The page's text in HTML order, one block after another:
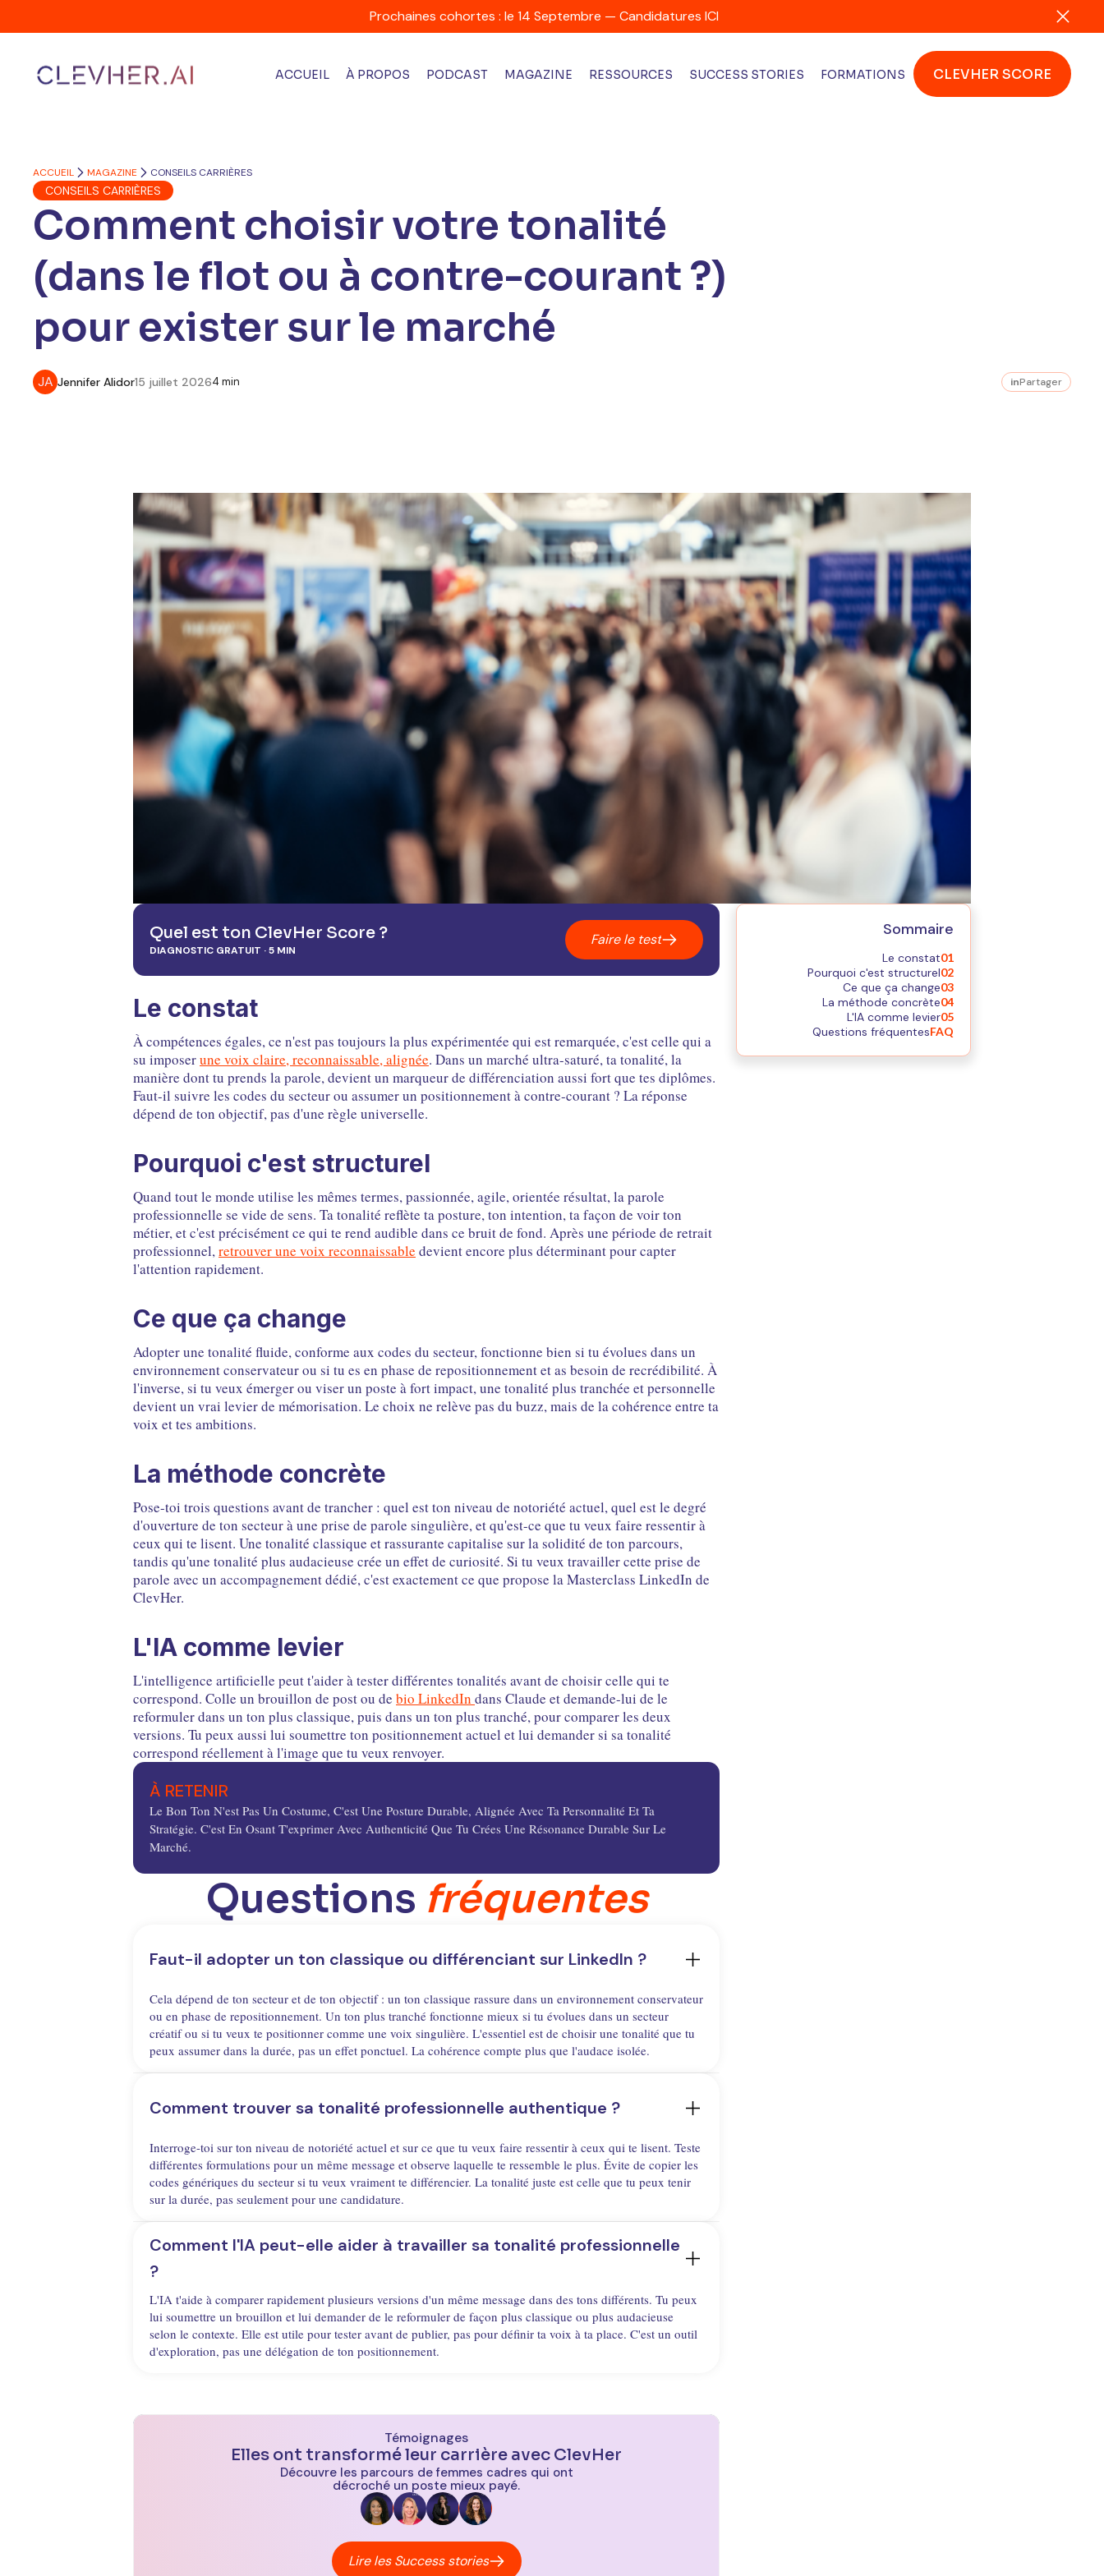
Prochaines cohortes : le 14 Septembre — Candidatures ICI
ACCUEIL À PROPOS PODCAST MAGAZINE RESSOURCES SUCCESS STORIES FORMATIONS CLEVHER SCORE
ACCUEIL MAGAZINE CONSEILS CARRIÈRES
CONSEILS CARRIÈRES
Comment choisir votre tonalité
(dans le flot ou à contre-courant ?)
pour exister sur le marché
JA Jennifer Alidor15 juillet 20264 min inPartager
Quel est ton ClevHer Score ?
DIAGNOSTIC GRATUIT · 5 MIN
Faire le test
Le constat
À compétences égales, ce n'est pas toujours la plus expérimentée qui est remarquée, c'est celle qui a
su imposerune voix claire, reconnaissable, alignée. Dans un marché ultra-saturé, ta tonalité, la
manière dont tu prends la parole, devient un marqueur de différenciation aussi fort que tes diplômes.
Faut-il suivre les codes du secteur ou assumer un positionnement à contre-courant ? La réponse
dépend de ton objectif, pas d'une règle universelle.
Pourquoi c'est structurel
Quand tout le monde utilise les mêmes termes, passionnée, agile, orientée résultat, la parole
professionnelle se vide de sens. Ta tonalité reflète ta posture, ton intention, ta façon de voir ton
métier, et c'est précisément ce qui te rend audible dans ce bruit de fond. Après une période de retrait
professionnel,retrouver une voix reconnaissable devient encore plus déterminant pour capter
l'attention rapidement.
Ce que ça change
Adopter une tonalité fluide, conforme aux codes du secteur, fonctionne bien si tu évolues dans un
environnement conservateur ou si tu es en phase de repositionnement et as besoin de recrédibilité. À
l'inverse, si tu veux émerger ou viser un poste à fort impact, une tonalité plus tranchée et personnelle
devient un vrai levier de mémorisation. Le choix ne relève pas du buzz, mais de la cohérence entre ta
voix et tes ambitions.
La méthode concrète
Pose-toi trois questions avant de trancher : quel est ton niveau de notoriété actuel, quel est le degré
d'ouverture de ton secteur à une prise de parole singulière, et qu'est-ce que tu veux faire ressentir à
ceux qui te lisent. Une tonalité classique et rassurante capitalise sur la solidité de ton parcours,
tandis qu'une tonalité plus audacieuse crée un effet de curiosité. Si tu veux travailler cette prise de
parole avec un accompagnement dédié, c'est exactement ce que propose la Masterclass LinkedIn de
ClevHer.
L'IA comme levier
L'intelligence artificielle peut t'aider à tester différentes tonalités avant de choisir celle qui te
correspond. Colle un brouillon de post ou de bio LinkedIn dans Claude et demande-lui de le
reformuler dans un ton plus classique, puis dans un ton plus tranché, pour comparer les deux
versions. Tu peux aussi lui soumettre ton positionnement actuel et lui demander si sa tonalité
correspond réellement à l'image que tu veux renvoyer.
À RETENIR
Le Bon Ton N'est Pas Un Costume, C'est Une Posture Durable, Alignée Avec Ta Personnalité Et Ta
Stratégie. C'est En Osant T'exprimer Avec Authenticité Que Tu Crées Une Résonance Durable Sur Le
Marché.
Questions fréquentes
Faut-il adopter un ton classique ou différenciant sur LinkedIn ?
Cela dépend de ton secteur et de ton objectif : un ton classique rassure dans un environnement conservateur
ou en phase de repositionnement. Un ton plus tranché fonctionne mieux si tu évolues dans un secteur
créatif ou si tu veux te positionner comme une voix singulière. L'essentiel est de choisir une tonalité que tu
peux assumer dans la durée, pas un effet ponctuel. La cohérence compte plus que l'audace isolée.
Comment trouver sa tonalité professionnelle authentique ?
Interroge-toi sur ton niveau de notoriété actuel et sur ce que tu veux faire ressentir à ceux qui te lisent. Teste
différentes formulations pour un même message et observe laquelle te ressemble le plus. Évite de copier les
codes génériques du secteur si tu veux vraiment te différencier. La tonalité juste est celle que tu peux tenir
sur la durée, pas seulement pour une candidature.
Comment l'IA peut-elle aider à travailler sa tonalité professionnelle
?
L'IA t'aide à comparer rapidement plusieurs versions d'un même message dans des tons différents. Tu peux
lui soumettre un brouillon et lui demander de le reformuler de façon plus classique ou plus audacieuse
selon le contexte. Elle est utile pour tester avant de publier, pas pour définir ta voix à ta place. C'est un outil
d'exploration, pas une délégation de ton positionnement.
Témoignages
Elles ont transformé leur carrière avec ClevHer
Découvre les parcours de femmes cadres qui ont
décroché un poste mieux payé.
Lire les Success stories
Sommaire
Le constat01
Pourquoi c'est structurel02
Ce que ça change03
La méthode concrète04
L'IA comme levier05
Questions fréquentesFAQ